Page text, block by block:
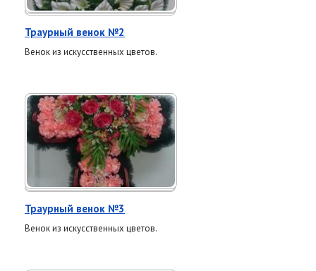
Траурный венок №2
Венок из искусственных цветов.
Траурный венок №3
Венок из искусственных цветов.